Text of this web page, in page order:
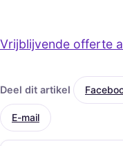
Vrijblijvende offerte
Deel dit artikel
E-mail